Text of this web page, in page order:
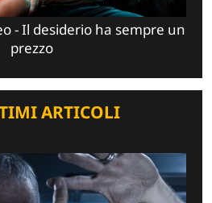
- Il desiderio ha sempre un
prezzo
ARTICOLI